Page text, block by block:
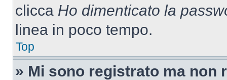
clicca Ho dimenticato la
linea in poco tempo.
Top
» Mi sono registrato ma non